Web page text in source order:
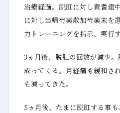
治療経過。脱肛に対し黄耆建
に対し当帰芍薬散加芍薬末を
力トレーニングを指示、実行
3ヵ月後、脱肛の回数が減少
成ってくる。月経痛も緩和さ
も減ってきた。
5ヵ月後、たまに脱肛する事